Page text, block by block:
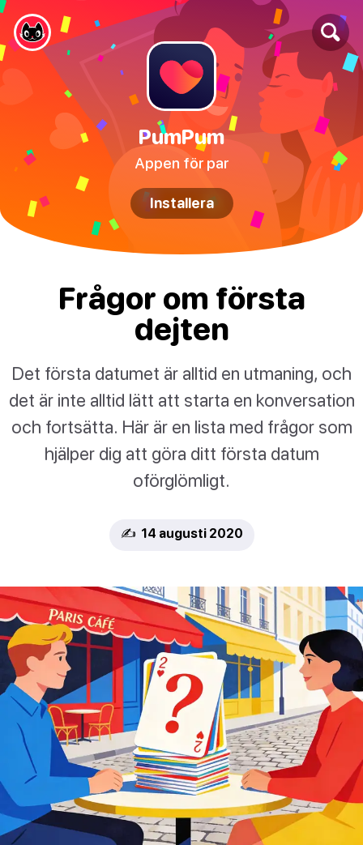
PumPum
Appen för par
Installera
Frågor om första
dejten
Det första datumet är alltid en utmaning, och
det är inte alltid lätt att starta en konversation
och fortsätta. Här är en lista med frågor som
hjälper dig att göra ditt första datum
oförglömligt.
✍️ 14 augusti 2020